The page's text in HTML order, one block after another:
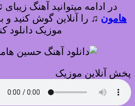
در ادامه میتوانید آهنگ
هامون ♫ را آنلاین گوش کنید و
موزیک دانلود
پخش آنلاین موزیک